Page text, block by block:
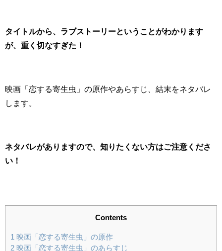
タイトルから、ラブストーリーということがわかります
が、重く切なすぎた！
映画「恋する寄生虫」の原作やあらすじ、結末をネタバレ
します。
ネタバレがありますので、知りたくない方はご注意くださ
い！
Contents
1
映画「恋する寄生虫」の原作
2 映画「恋する寄生虫」のあらすじ